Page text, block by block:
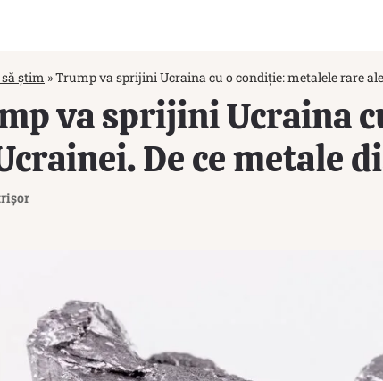
să știm »Trump va sprijini Ucraina cu o condiție: metalele rare
va sprijini Ucraina
De ce metale